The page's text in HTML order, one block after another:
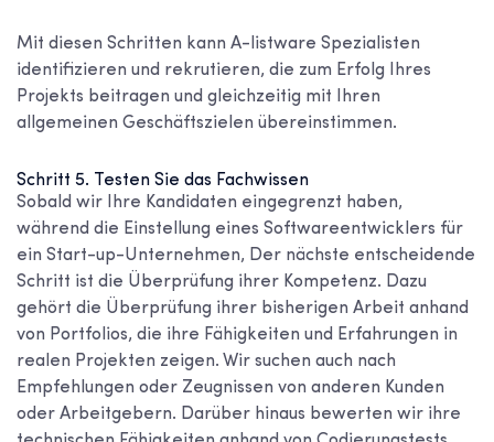
Mit diesen Schritten kann A-listware Spezialisten
identifizieren und rekrutieren, die zum Erfolg Ihres
Projekts beitragen und gleichzeitig mit Ihren
allgemeinen Geschäftszielen übereinstimmen.
Schritt 5. Testen Sie das Fachwissen
Sobald wir Ihre Kandidaten eingegrenzt haben,
während die Einstellung eines Softwareentwicklers für
ein Start-up-Unternehmen, Der nächste entscheidende
Schritt ist die Überprüfung ihrer Kompetenz. Dazu
gehört die Überprüfung ihrer bisherigen Arbeit anhand
von Portfolios, die ihre Fähigkeiten und Erfahrungen in
realen Projekten zeigen. Wir suchen auch nach
Empfehlungen oder Zeugnissen von anderen Kunden
oder Arbeitgebern. Darüber hinaus bewerten wir ihre